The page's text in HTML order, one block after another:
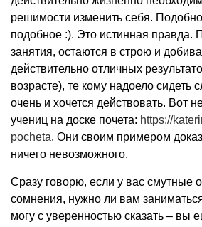
решимости изменить себя.
подобное :). Это истинная правда.
занятия, остаются в строю и
действительно отличных
возрасте), те кому надоело сидеть
очень и хочется действовать. Вот
учениц на доске почета: https://
pocheta. Они своим примером
ничего невозможного.
Сразу говорю, если у вас смутные
сомнения, нужно ли вам
могу с уверенностью сказать – вы